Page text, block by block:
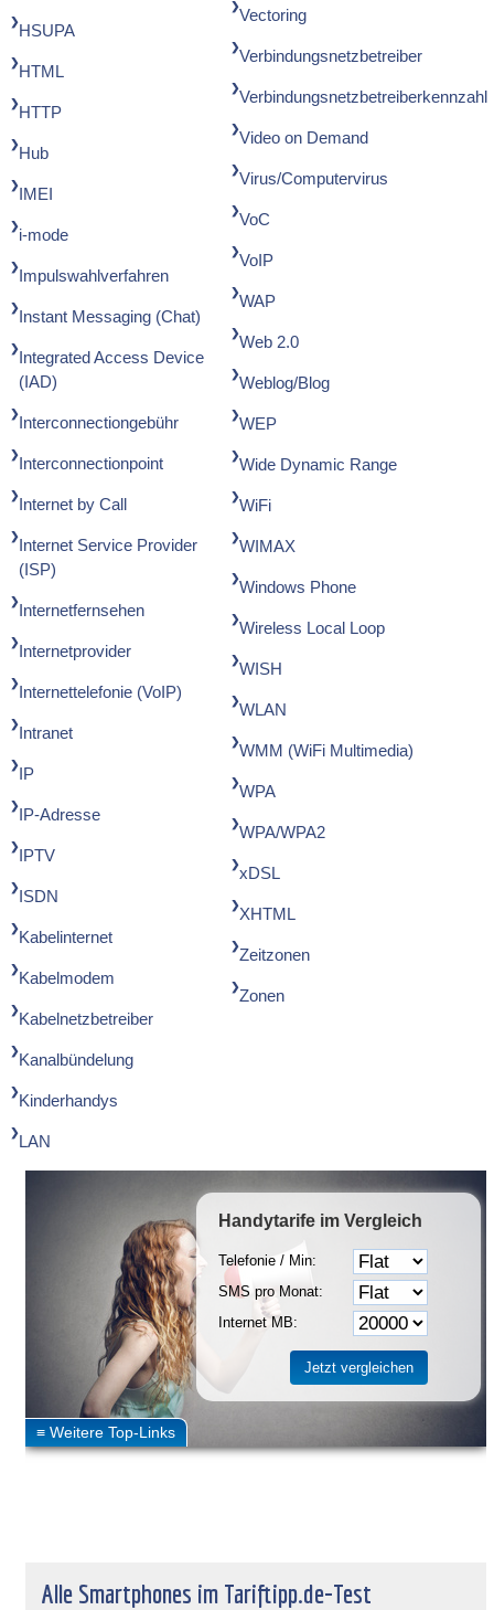
HSUPA
HTML
HTTP
Hub
IMEI
i-mode
Impulswahlverfahren
Instant Messaging (Chat)
Integrated Access Device
(IAD)
Interconnectiongebühr
Interconnectionpoint
Internet by Call
Internet Service Provider
(ISP)
Internetfernsehen
Internetprovider
Internettelefonie (VoIP)
Intranet
IP
IP-Adresse
IPTV
ISDN
Kabelinternet
Kabelmodem
Kabelnetzbetreiber
Kanalbündelung
Kinderhandys
LAN
Vectoring
Verbindungsnetzbetreiber
Verbindungsnetzbetreiberkennzahl
Video on Demand
Virus/Computervirus
VoC
VoIP
WAP
Web 2.0
Weblog/Blog
WEP
Wide Dynamic Range
WiFi
WIMAX
Windows Phone
Wireless Local Loop
WISH
WLAN
WMM (WiFi Multimedia)
WPA
WPA/WPA2
xDSL
XHTML
Zeitzonen
Zonen
Handytarife im Vergleich
Telefonie / Min:
SMS pro Monat:
Internet MB:
Alle Smartphones im Tariftipp.de-Test